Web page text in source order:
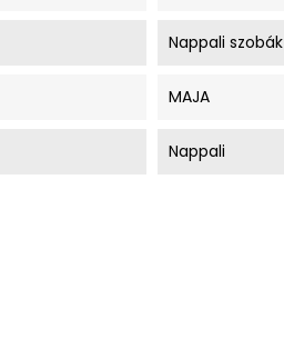
Nappali szobák
MAJA
Nappali